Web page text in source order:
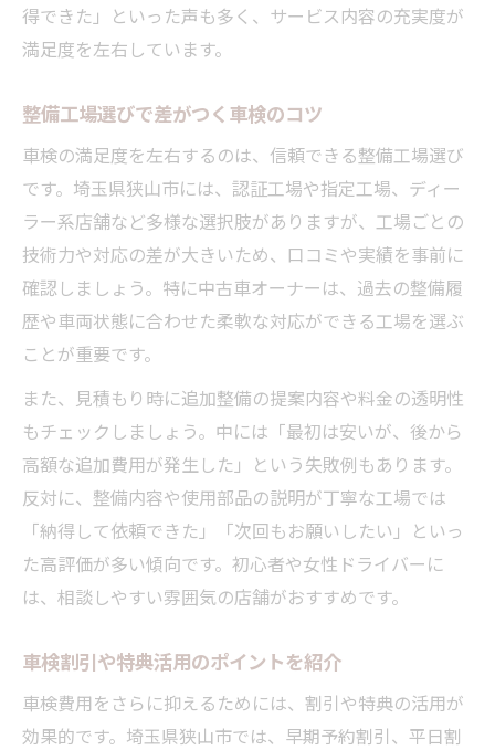
得できた」といった声も多く、サービス内容の充実度が
満足度を左右しています。
整備工場選びで差がつく車検のコツ
車検の満足度を左右するのは、信頼できる整備工場選び
です。埼玉県狭山市には、認証工場や指定工場、ディー
ラー系店舗など多様な選択肢がありますが、工場ごとの
技術力や対応の差が大きいため、口コミや実績を事前に
確認しましょう。特に中古車オーナーは、過去の整備履
歴や車両状態に合わせた柔軟な対応ができる工場を選ぶ
ことが重要です。
また、見積もり時に追加整備の提案内容や料金の透明性
もチェックしましょう。中には「最初は安いが、後から
高額な追加費用が発生した」という失敗例もあります。
反対に、整備内容や使用部品の説明が丁寧な工場では
「納得して依頼できた」「次回もお願いしたい」といっ
た高評価が多い傾向です。初心者や女性ドライバーに
は、相談しやすい雰囲気の店舗がおすすめです。
車検割引や特典活用のポイントを紹介
車検費用をさらに抑えるためには、割引や特典の活用が
効果的です。埼玉県狭山市では、早期予約割引、平日割